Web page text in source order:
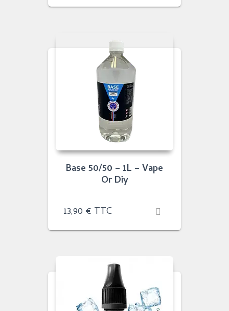
Base 50/50 – 1L – Vape
Or Diy
13,90 € TTC